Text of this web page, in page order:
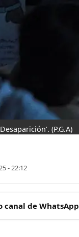
(P.G.A)
- 22:12
canal de WhatsApp